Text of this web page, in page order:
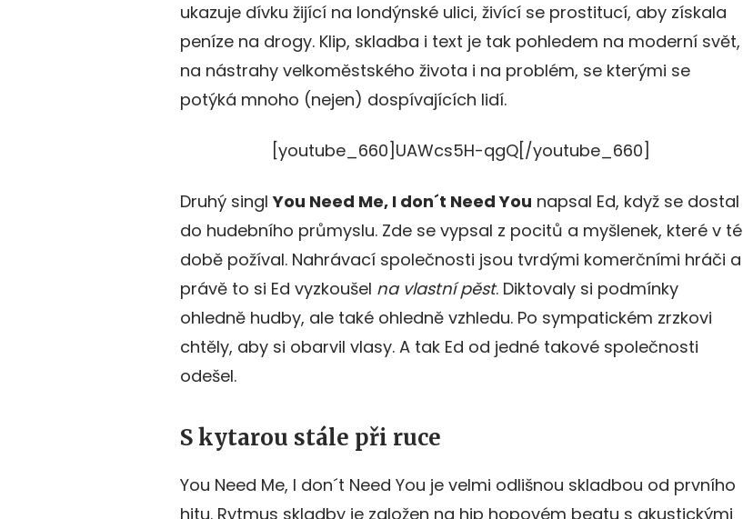
ukazuje dívku žijící na londýnské ulici, živící se prostitucí, aby získala
peníze na drogy. Klip, skladba i text je tak pohledem na moderní svět,
na nástrahy velkoměstského života i na problém, se kterými se
potýká mnoho (nejen) dospívajících lidí.
[youtube_660]UAWcs5H-qgQ[/youtube_660]
Druhý singlYou Need Me, I don´t Need You napsal Ed, když se dostal
do hudebního průmyslu. Zde se vypsal z pocitů a myšlenek, které v té
době požíval. Nahrávací společnosti jsou tvrdými komerčními hráči a
právě to si Ed vyzkoušel na vlastní pěst. Diktovaly si podmínky
ohledně hudby, ale také ohledně vzhledu. Po sympatickém zrzkovi
chtěly, aby si obarvil vlasy. A tak Ed od jedné takové společnosti
odešel.
S kytarou stále při ruce
You Need Me, I don´t Need You je velmi odlišnou skladbou od prvního
hitu. Rytmus skladby je založen na hip hopovém beatu s akustickými